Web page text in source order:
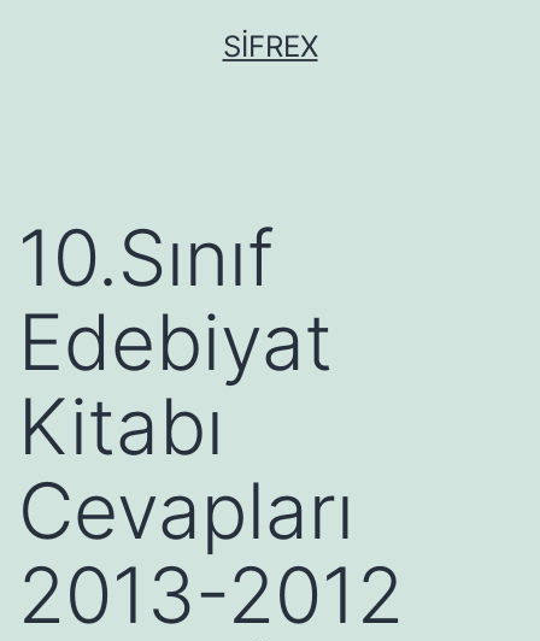
SIFREX
10.Sınıf
Edebiyat
Kitabı
Cevapları
2013-2012